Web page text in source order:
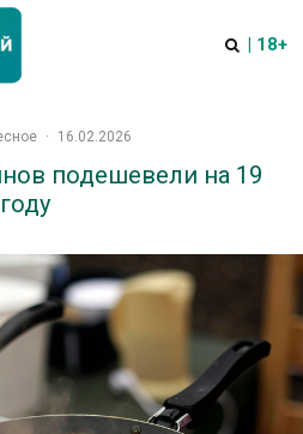
| 18+
· 16.02.2026
подешевели на 19